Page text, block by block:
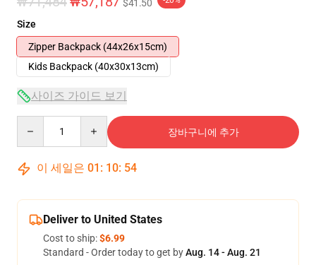
$41.50
Size
Zipper Backpack (44x26x15cm)
Kids Backpack (40x30x13cm)
사이즈 가이드 보기
장바구니에 추가
이 세일은 01 : 10: 54
Deliver to United States
Cost to ship:$6.99
Standard - Order today to get byAug. 14 - Aug. 21